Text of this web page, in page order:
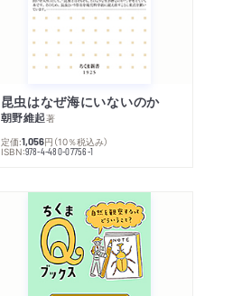
昆虫はなぜ海にいないのか
朝野維起著
定価:1,056円 （10％税込み）
ISBN:978-4-480-07756-1